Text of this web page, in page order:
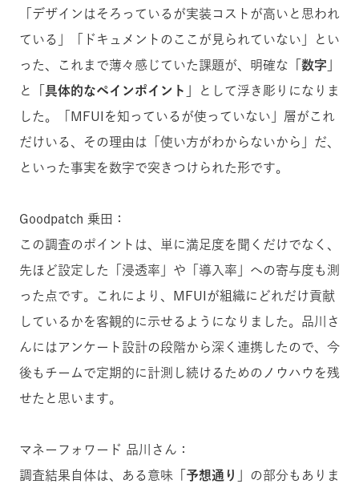
「デザインはそろっているが実装コストが高いと思われ
ている」「ドキュメントのここが見られていない」とい
った、これまで薄々感じていた課題が、明確な 「数字」
と
「具体的なペインポイント」
として浮き彫りになりま
した。「MFUIを知っているが使っていない」層がこれ
だけいる、その理由は「使い方がわからないから」だ、
といった事実を数字で突きつけられた形です。
Goodpatch 乗田：
この調査のポイントは、単に満足度を聞くだけでなく、
先ほど設定した「浸透率」や「導入率」への寄与度も測
った点です。これにより、MFUIが組織にどれだけ貢献
しているかを客観的に示せるようになりました。品川さ
んにはアンケート設計の段階から深く連携したので、今
後もチームで定期的に計測し続けるためのノウハウを残
せたと思います。
マネーフォワード 品川さん：
調査結果自体は、ある意味 「予想通り」 の部分もありま